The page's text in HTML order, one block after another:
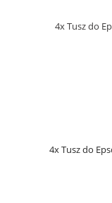
4x Tusz do